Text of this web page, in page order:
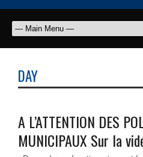
DAY
A L’ATTENTION DES
MUNICIPAUX Sur la